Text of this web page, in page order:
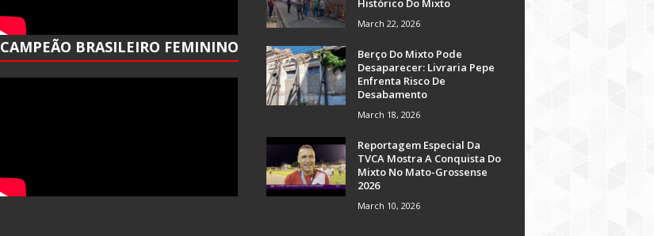
CAMPEÃO BRASILEIRO FEMININO
Histórico Do Mixto
March 22, 2026
Berço Do Mixto Pode
Desaparecer: Livraria Pepe
Enfrenta Risco De
Desabamento
March 18, 2026
Reportagem Especial Da
TVCA Mostra A Conquista Do
Mixto No Mato-Grossense
2026
March 10, 2026